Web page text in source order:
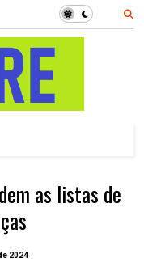
as listas de
2024